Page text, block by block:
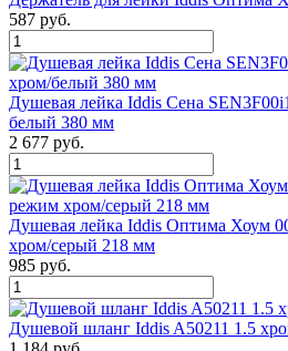
587 руб.
Душевая лейка Iddis Сена
белый 380 мм
2 677 руб.
Душевая лейка Iddis Оптима Хоум
хром/серый 218 мм
985 руб.
Душевой шланг Iddis A50211 1.5